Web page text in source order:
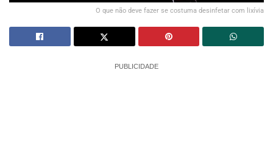
O que não deve fazer se costuma desinfetar com lixívia
PUBLICIDADE